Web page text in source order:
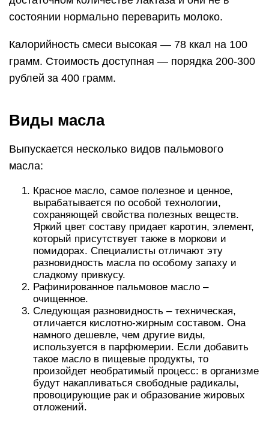
состоянии нормально переварить молоко.
Калорийность смеси высокая — 78 ккал на 100
грамм. Стоимость доступная — порядка 200-300
рублей за 400 грамм.
Виды масла
Выпускается несколько видов пальмового
масла:
Красное масло, самое полезное и ценное,
вырабатывается по особой технологии,
сохраняющей свойства полезных веществ.
Яркий цвет составу придает каротин, элемент,
который присутствует также в моркови и
помидорах. Специалисты отличают эту
разновидность масла по особому запаху и
сладкому привкусу.
Рафинированное пальмовое масло –
очищенное.
Следующая разновидность – техническая,
отличается кислотно-жирным составом. Она
намного дешевле, чем другие виды,
используется в парфюмерии. Если добавить
такое масло в пищевые продукты, то
произойдет необратимый процесс: в организме
будут накапливаться свободные радикалы,
провоцирующие рак и образование жировых
отложений.